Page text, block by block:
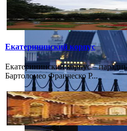
Екатерининский корпус
Екатерининский корпус –
Бартоломео Франческо Р...